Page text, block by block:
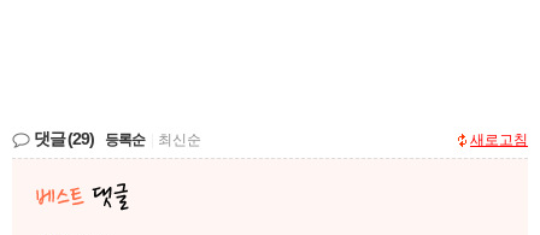
댓글(29) 등록순 최신순 새로고침